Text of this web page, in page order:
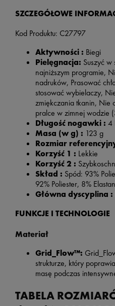
SZCZEGÓŁOWE
Kod Produktu: C27797
Aktywności : Biegi
Pielęgnacja: Suszyć
najniższym programie,
nadruków, Prasować
stosować wybielaczy,
zmiękczania tkanin, Nie
pralce w zimnej wodzie
Długość nogawki : 4
Masa (w g) : 123 g
Rozmiar
Korzyść 1 : Lekkie
Korzyść 2 :
Skład : Spód: 93%
92% Poliester, 8% Elastan
Główna dyscyplina :
FUNKCJE I TECHNOLOGIE
Materiał
Grid_Flow™:
strukturze, który
masę podczas
TABELA